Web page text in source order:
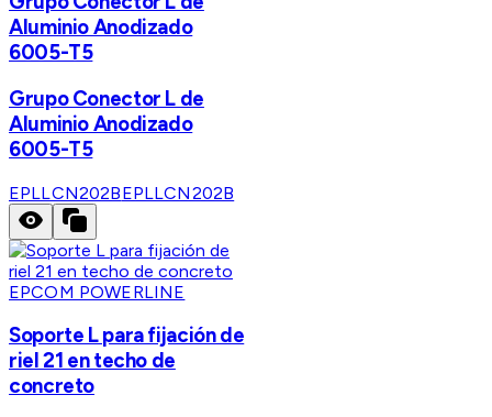
Aluminio Anodizado
6005-T5
Grupo Conector L de
Aluminio Anodizado
6005-T5
EPLLCN202BEPLLCN202B
EPCOM POWERLINE
Soporte L para fijación de
riel 21 en techo de
concreto